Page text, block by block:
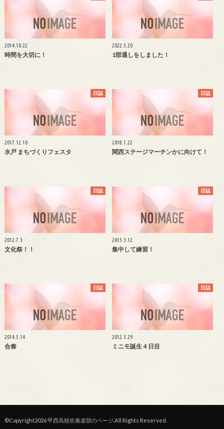
2014.10.22
時間を大切に！
2022.5.20
1部通しをしました！
日誌
2017.12.10
水戸 まちづくりフェスタ
日誌
2018.1.22
関西ステージマーチンかに向けて！
日誌
2012.7.3
文化祭！！
日誌
2015.3.12
集中して練習！
日誌
2014.5.14
合奏
日誌
2012.3.29
ミニモ誕生４日目
©Copyright2026甲西高校吹奏楽部のページ .All Rights Reserved.